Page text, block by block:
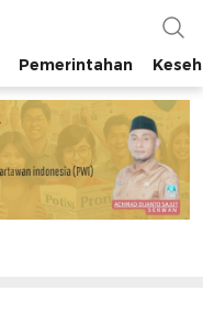
Pemerintahan